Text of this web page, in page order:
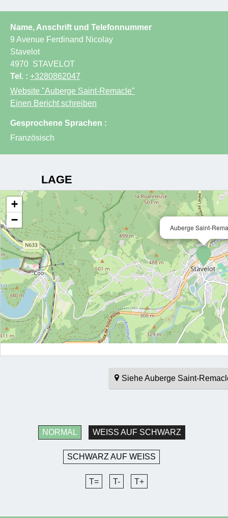
Name, Anschrift und Telefonnummer
9 Avenue Ferdinand Nicolay
Stavelot
4970 STAVELOT
Tel. : +3280862047
Website "Auberge Saint-Remacle"
Einen Bericht schreiben
Gesprochene Sprachen :
Französisch
LAGE
Auberge Saint-
+
−
Siehe Auberge Saint-
NORMAL WEISS AUF SCHWARZ
SCHWARZ AUF WEISS
T= T- T+